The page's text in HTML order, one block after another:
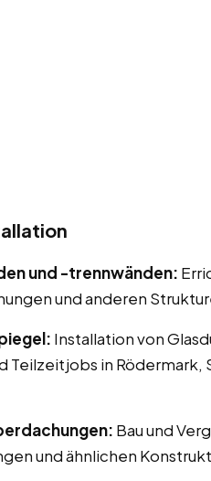
und -trennwänden:
und anderen
Installation von
Teilzeitjobs in
Bau und
und ähnlichen